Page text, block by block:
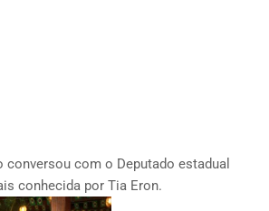
com o Deputado estadual
conhecida por Tia Eron.